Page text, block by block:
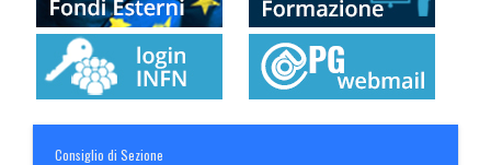
Consiglio di Sezione